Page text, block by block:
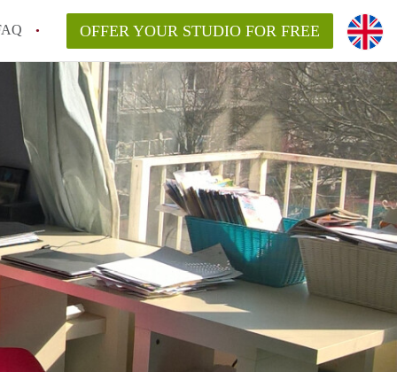
OFFER YOUR STUDIO FOR FREE